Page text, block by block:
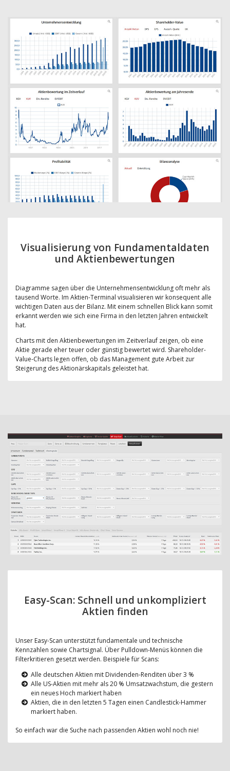
Visualisierung von Fundamentaldaten
und Aktienbewertungen
Diagramme sagen über die Unternehmensentwicklung oft mehr als
tausend Worte. Im Aktien-Terminal visualisieren wir konsequent alle
wichtigen Daten aus der Bilanz. Mit einem schnellen Blick kann somit
erkannt werden wie sich eine Firma in den letzten Jahren entwickelt
hat.
Charts mit den Aktienbewertungen im Zeitverlauf zeigen, ob eine
Aktie gerade eher teuer oder günstig bewertet wird. Shareholder-
Value-Charts legen offen, ob das Management gute Arbeit zur
Steigerung des Aktionärskapitals geleistet hat.
Easy-Scan: Schnell und unkompliziert
Aktien finden
Unser Easy-Scan unterstützt fundamentale und technische
Kennzahlen sowie Chartsignal. Über Pulldown-Menüs können die
Filterkritieren gesetzt werden. Beispiele für Scans:
Alle deutschen Aktien mit Dividenden-Renditen über 3 %
Alle US-Aktien mit mehr als 20 % Umsatzwachstum, die gestern
ein neues Hoch markiert haben
Aktien, die in den letzten 5 Tagen einen Candlestick-Hammer
markiert haben.
So einfach war die Suche nach passenden Aktien wohl noch nie!